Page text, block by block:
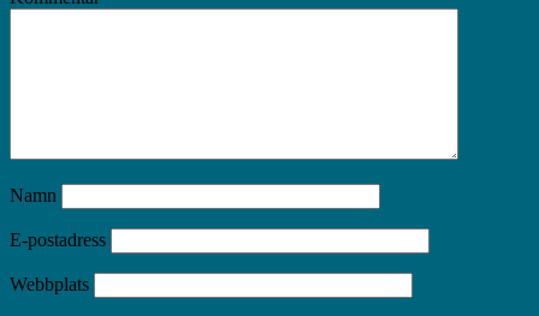
Namn
E-postadress
Webbplats